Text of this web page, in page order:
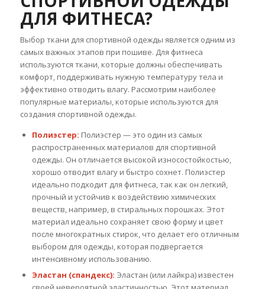
ДЛЯ ФИТНЕСА?
Выбор ткани для спортивной одежды является одним из
самых важных этапов при пошиве. Для фитнеса
используются ткани, которые должны обеспечивать
комфорт, поддерживать нужную температуру тела и
эффективно отводить влагу. Рассмотрим наиболее
популярные материалы, которые используются для
создания спортивной одежды.
Полиэстер: Полиэстер — это один из самых
распространенных материалов для спортивной
одежды. Он отличается высокой износостойкостью,
хорошо отводит влагу и быстро сохнет. Полиэстер
идеально подходит для фитнеса, так как он легкий,
прочный и устойчив к воздействию химических
веществ, например, в стиральных порошках. Этот
материал идеально сохраняет свою форму и цвет
после многократных стирок, что делает его отличным
выбором для одежды, которая подвергается
интенсивному использованию.
Эластан (спандекс): Эластан (или лайкра) известен